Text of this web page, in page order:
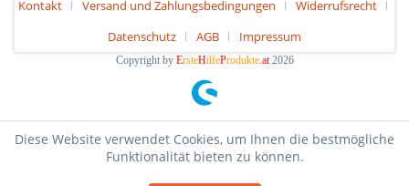
Kontakt
Versand und Zahlungsbedingungen
Widerrufsrecht
Datenschutz
AGB Impressum
Copyright by ErsteHilfeProdukte.at2026
Diese Website verwendet Cookies, um Ihnen die bestmögliche
Funktionalität bieten zu können.